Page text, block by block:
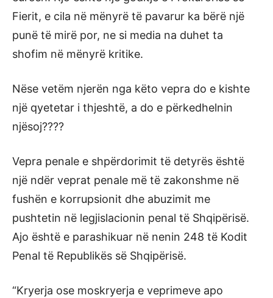
Fierit, e cila në mënyrë të pavarur ka bërë një
punë të mirë por, ne si media na duhet ta
shofim në mënyrë kritike.
Nëse vetëm njerën nga këto vepra do e kishte
një qyetetar i thjeshtë, a do e përkedhelnin
njësoj????
Vepra penale e shpërdorimit të detyrës është
një ndër veprat penale më të zakonshme në
fushën e korrupsionit dhe abuzimit me
pushtetin në legjislacionin penal të Shqipërisë.
Ajo është e parashikuar në nenin 248 të Kodit
Penal të Republikës së Shqipërisë.
“Kryerja ose moskryerja e veprimeve apo